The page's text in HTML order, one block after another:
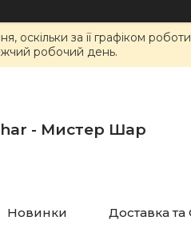
за її графіком
робочий день.
- Мистер Шар
Новинки Доставка та